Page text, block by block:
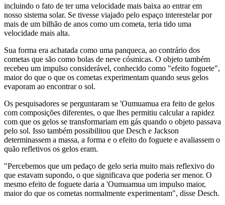
incluindo o fato de ter uma velocidade mais baixa ao entrar em
nosso sistema solar. Se tivesse viajado pelo espaço interestelar por
mais de um bilhão de anos como um cometa, teria tido uma
velocidade mais alta.
Sua forma era achatada como uma panqueca, ao contrário dos
cometas que são como bolas de neve cósmicas. O objeto também
recebeu um impulso considerável, conhecido como "efeito foguete",
maior do que o que os cometas experimentam quando seus gelos
evaporam ao encontrar o sol.
Os pesquisadores se perguntaram se 'Oumuamua era feito de gelos
com composições diferentes, o que lhes permitiu calcular a rapidez
com que os gelos se transformariam em gás quando o objeto passava
pelo sol. Isso também possibilitou que Desch e Jackson
determinassem a massa, a forma e o efeito do foguete e avaliassem o
quão refletivos os gelos eram.
"Percebemos que um pedaço de gelo seria muito mais reflexivo do
que estavam supondo, o que significava que poderia ser menor. O
mesmo efeito de foguete daria a 'Oumuamua um impulso maior,
maior do que os cometas normalmente experimentam", disse Desch.